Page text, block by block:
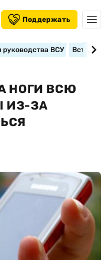
Поддержать
руководства ВСУ
НОГИ ВСЮ
ИЗ-ЗА